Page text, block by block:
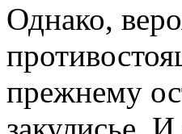
Однако,
прежнему